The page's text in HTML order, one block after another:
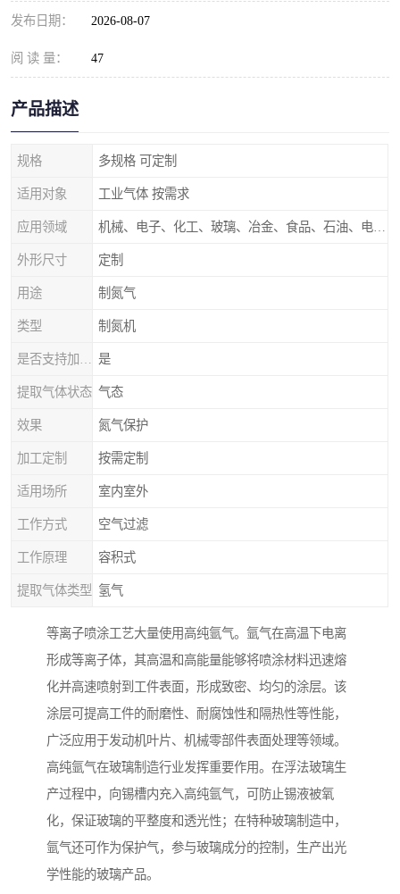
发布日期： 2026-08-07
阅 读 量： 47
产品描述
规格 多规格 可定制
适用对象 工业气体 按需求
应用领域
外形尺寸 定制
用途 制氮气
类型 制氮机
是
提取气体状态 气态
效果 氮气保护
加工定制 按需定制
适用场所 室内室外
工作方式 空气过滤
工作原理 容积式
提取气体类型 氢气
等离子喷涂工艺大量使用高纯氩气。氩气在高温下电离
形成等离子体，其高温和高能量能够将喷涂材料迅速熔
化并高速喷射到工件表面，形成致密、均匀的涂层。该
涂层可提高工件的耐磨性、耐腐蚀性和隔热性等性能，
广泛应用于发动机叶片、机械零部件表面处理等领域。​
高纯氩气在玻璃制造行业发挥重要作用。在浮法玻璃生
产过程中，向锡槽内充入高纯氩气，可防止锡液被氧
化，保证玻璃的平整度和透光性；在特种玻璃制造中，
氩气还可作为保护气，参与玻璃成分的控制，生产出光
学性能的玻璃产品。​